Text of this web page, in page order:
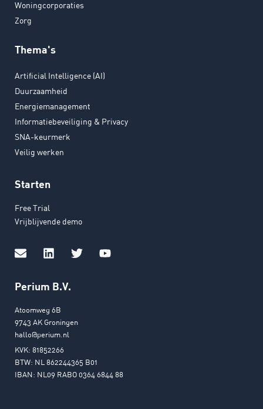
Woningcorporaties
Zorg
Thema's
Artificial Intelligence (AI)
Duurzaamheid
Energiemanagement
Informatiebeveiliging & Privacy
SNA-keurmerk
Veilig werken
Starten
Free Trial
Vrijblijvende demo
Perium B.V.
Atoomweg 6B
9743 AK Groningen
hallo@perium.nl
KVK: 81852266
BTW: NL 862244365 B01
IBAN: NL09 RABO 0364 6844 88